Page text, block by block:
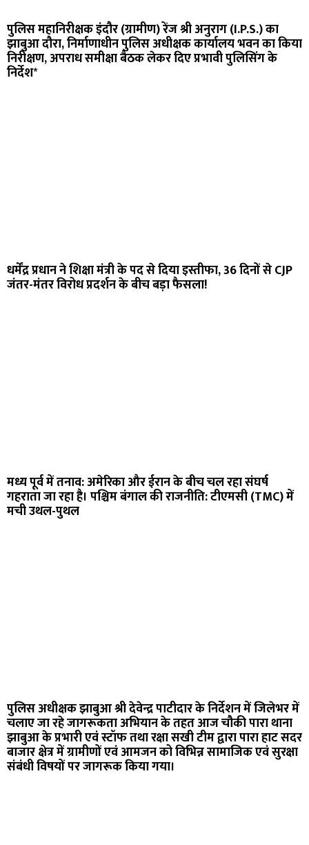
पुलिस महानिरीक्षक इंदौर (ग्रामीण) रेंज श्री अनुराग (I.P.S.) का
झाबुआ दौरा, निर्माणाधीन पुलिस अधीक्षक कार्यालय भवन का किया
निरीक्षण, अपराध समीक्षा बैठक लेकर दिए प्रभावी पुलिसिंग के
निर्देश*
धर्मेंद्र प्रधान ने शिक्षा मंत्री के पद से दिया इस्तीफा, 36 दिनों से CJP
जंतर-मंतर विरोध प्रदर्शन के बीच बड़ा फैसला!
मध्य पूर्व में तनाव: अमेरिका और ईरान के बीच चल रहा संघर्ष
गहराता जा रहा है। पश्चिम बंगाल की राजनीति: टीएमसी (TMC) में
मची उथल-पुथल
पुलिस अधीक्षक झाबुआ श्री देवेन्द्र पाटीदार के निर्देशन में जिलेभर में
चलाए जा रहे जागरूकता अभियान के तहत आज चौकी पारा थाना
झाबुआ के प्रभारी एवं स्टॉफ तथा रक्षा सखी टीम द्वारा पारा हाट सदर
बाजार क्षेत्र में ग्रामीणों एवं आमजन को विभिन्न सामाजिक एवं सुरक्षा
संबंधी विषयों पर जागरूक किया गया।